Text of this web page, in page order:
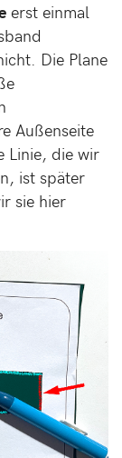
erst einmal
Die Plane
Außenseite
Linie, die wir
ist später
sie hier